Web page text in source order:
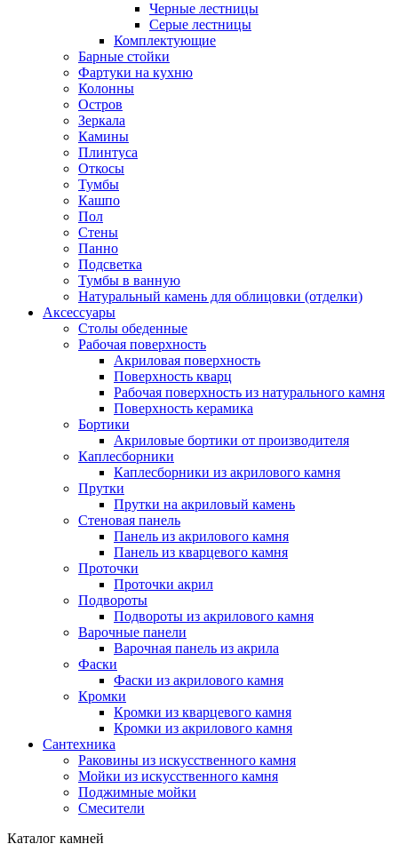
Черные лестницы
Серые лестницы
Комплектующие
Барные стойки
Фартуки на кухню
Колонны
Остров
Зеркала
Камины
Плинтуса
Откосы
Тумбы
Кашпо
Пол
Стены
Панно
Подсветка
Тумбы в ванную
Натуральный камень для облицовки (отделки)
Аксессуары
Столы обеденные
Рабочая поверхность
Акриловая поверхность
Поверхность кварц
Рабочая поверхность из натурального камня
Поверхность керамика
Бортики
Акриловые бортики от производителя
Каплесборники
Каплесборники из акрилового камня
Прутки
Прутки на акриловый камень
Стеновая панель
Панель из акрилового камня
Панель из кварцевого камня
Проточки
Проточки акрил
Подвороты
Подвороты из акрилового камня
Варочные панели
Варочная панель из акрила
Фаски
Фаски из акрилового камня
Кромки
Кромки из кварцевого камня
Кромки из акрилового камня
Сантехника
Раковины из искусственного камня
Мойки из искусственного камня
Поджимные мойки
Смесители
Каталог камней